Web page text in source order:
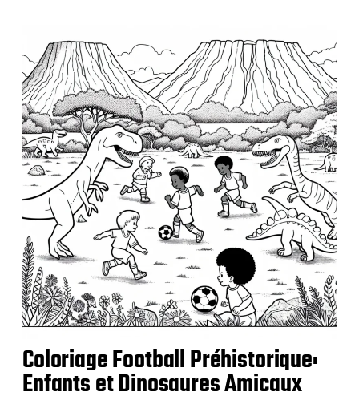
u
b
l
i
c
a
t
i
o
n
Coloriage Football Préhistorique:
Enfants et Dinosaures Amicaux